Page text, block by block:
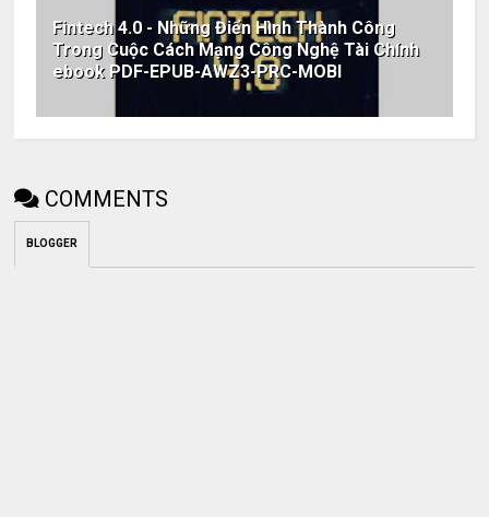
​Fintech 4.0 - Những Điển Hình Thành Công
Trong Cuộc Cách Mạng Công Nghệ Tài Chính
ebook PDF-EPUB-AWZ3-PRC-MOBI
COMMENTS
BLOGGER